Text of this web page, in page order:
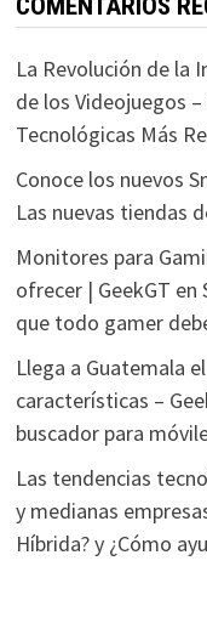
COMENTARIOS
La Revolución de la
de los Videojuegos
Tecnológicas Más
Conoce los nuevos
Las nuevas tiendas
Monitores para
ofrecer | GeekGT en
que todo gamer
Llega a Guatemala
características –
buscador para
Las tendencias
y medianas
Híbrida? y ¿Cómo